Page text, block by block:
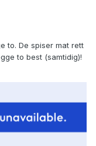
to. De spiser mat rett
to best (samtidig)!